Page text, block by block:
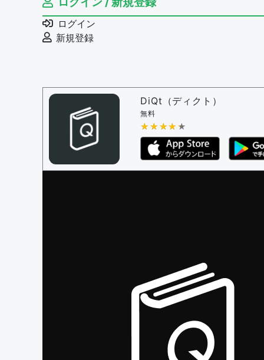
例文の削除を審査する
審査に対する投票権限を持つユーザー -
決定に必要な投票数 -
問題の編集権限を持つユーザー -すべての
審査に対する投票権限を持つユーザー -
決定に必要な投票数 -
編集ガイドライン
ログイン
新規登録
DiQt（ディクト）
無料
★★★★★
★★★★★